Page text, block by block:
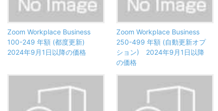
Zoom Workplace Business
100-249 年額 (都度更新)
2024年9月1日以降の価格
Zoom Workplace Business
250-499 年額 (自動更新オプ
ション) 2024年9月1日以降
の価格